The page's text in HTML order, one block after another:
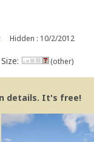
Hidden : 10/2/2012
Size: (other)
details. It's free!